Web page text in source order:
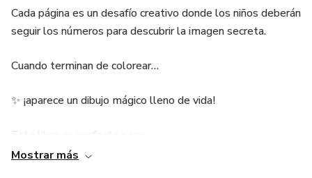
Cada página es un desafío creativo donde los niños deberán
seguir los números para descubrir la imagen secreta.
Cuando terminan de colorear…
✨ ¡aparece un dibujo mágico lleno de vida!
Este libro es perfecto para:
Mostrar más